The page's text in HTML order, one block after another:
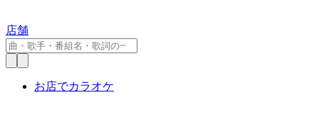
店舗
お店でカラオケ